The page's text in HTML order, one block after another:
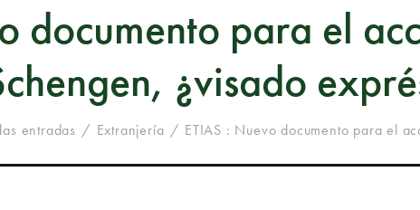
documento para el
¿visado
entradas Extranjería ETIAS : Nuevo documento para el